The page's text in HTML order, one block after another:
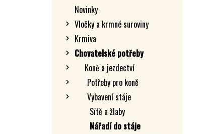
Novinky
Vločky a krmné suroviny
Krmiva
Chovatelské potřeby
Koně a jezdectví
Potřeby pro koně
Vybavení stáje
Sítě a žlaby
Nářadí do stáje